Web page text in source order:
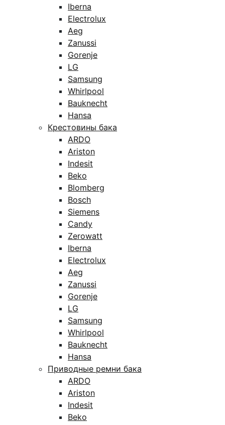
Iberna
Electrolux
Aeg
Zanussi
Gorenje
LG
Samsung
Whirlpool
Bauknecht
Hansa
Крестовины бака
ARDO
Ariston
Indesit
Beko
Blomberg
Bosch
Siemens
Candy
Zerowatt
Iberna
Electrolux
Aeg
Zanussi
Gorenje
LG
Samsung
Whirlpool
Bauknecht
Hansa
Приводные ремни бака
ARDO
Ariston
Indesit
Beko